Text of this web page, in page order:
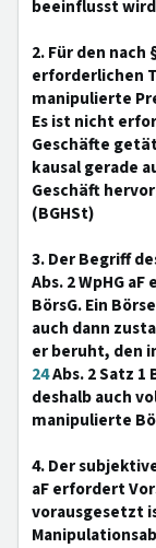
beeinflusst
2. Für den nach
erforderlichen
manipulierte
Es ist nicht
Geschäfte
kausal gerade
Geschäft
(BGHSt)
3. Der Begriff
Abs. 2 WpHG
BörsG. Ein
auch dann
er beruht, den
24Abs. 2 Satz
deshalb auch
manipulierte
4. Der
aF erfordert
vorausgesetzt